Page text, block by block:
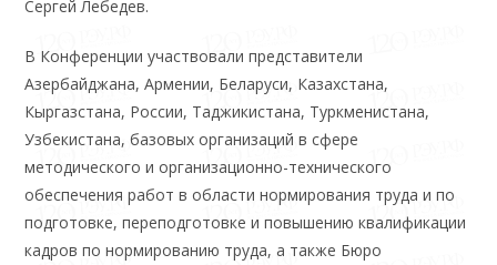
Сергей Лебедев.
В Конференции участвовали представители
Азербайджана, Армении, Беларуси, Казахстана,
Кыргазстана, России, Таджикистана, Туркменистана,
Узбекистана, базовых организаций в сфере
методического и организационно-технического
обеспечения работ в области нормирования труда и по
подготовке, переподготовке и повышению квалификации
кадров по нормированию труда, а также Бюро